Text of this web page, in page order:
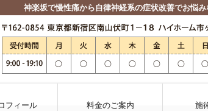
神楽坂で慢性痛から自律神経系の症状改善でお悩
フィール 料金のご案内 施